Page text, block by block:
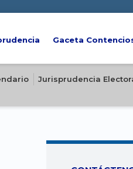
Gaceta
Jurisprudencia